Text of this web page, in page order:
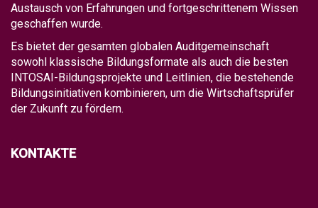
Austausch von Erfahrungen und fortgeschrittenem Wissen
geschaffen wurde.
Es bietet der gesamten globalen Auditgemeinschaft
sowohl klassische Bildungsformate als auch die besten
INTOSAI-Bildungsprojekte und Leitlinien, die bestehende
Bildungsinitiativen kombinieren, um die Wirtschaftsprüfer
der Zukunft zu fördern.
KONTAKTE